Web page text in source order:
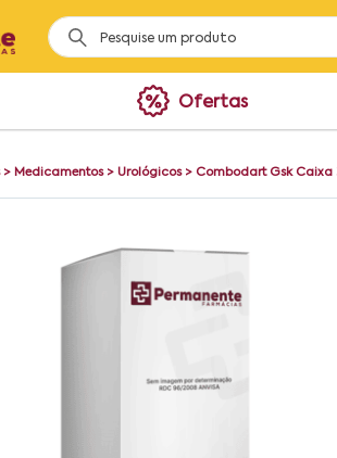
Ofertas
> Medicamentos> Urológicos> Combodart Gsk Caixa